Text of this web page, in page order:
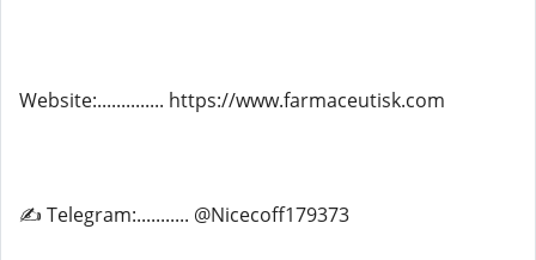
Website:.............. https://www.farmaceutisk.com
✍ Telegram:........... @Nicecoff179373